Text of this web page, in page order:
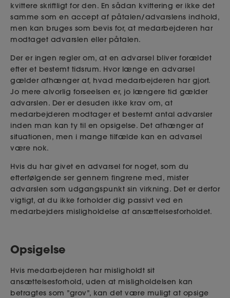
kvittere skriftligt for den. En sådan kvittering er ikke det
samme som en accept af påtalen/advarslens indhold,
men kan bruges som bevis for, at medarbejderen har
modtaget advarslen eller påtalen.
Der er ingen regler om, at en advarsel bliver forældet
efter et bestemt tidsrum. Hvor længe en advarsel
gælder afhænger af, hvad medarbejderen har gjort.
Jo mere alvorlig forseelsen er, jo længere tid gælder
advarslen. Der er desuden ikke krav om, at
medarbejderen modtager et bestemt antal advarsler
inden man kan ty til en opsigelse. Det afhænger af
situationen, men i mange tilfælde kan en advarsel
være nok.
Hvis du har givet en advarsel for noget, som du
efterfølgende ser gennem fingrene med, mister
advarslen som udgangspunkt sin virkning. Det er derfor
vigtigt, at du ikke forholder dig passivt ved en
medarbejders misligholdelse af ansættelsesforholdet.
Opsigelse
Hvis medarbejderen har misligholdt sit
ansættelsesforhold, uden at misligholdelsen kan
betragtes som ”grov”, kan det være muligt at opsige